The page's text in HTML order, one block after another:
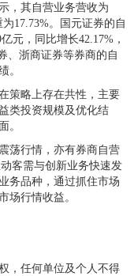
，其自营业务营收为
17.73%。国元证券的自
元，同比增长42.17%，
、浙商证券等券商的自
。
策略上存在共性，主要
类投资规模及优化结
。
荡行情，亦有券商自营
客需与创新业务快速发
务品种，通过抓住市场
场行情收益。
，任何单位及个人不得